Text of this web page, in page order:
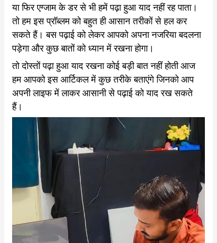
या फिर एग्जाम के डर से भी हमें पढ़ा हुआ याद नहीं रह पाता।
तो हम इस प्रॉब्लम को बहुत ही आसान तरीकों से हल कर
सकते हैं। बस पढ़ाई को लेकर आपको अपना नजरिया बदलना
पड़ेगा और कुछ बातों को ध्यान में रखना होगा।
तो दोस्तों पढ़ा हुआ याद रखना कोई बड़ी बात नहीं होती आज
हम आपको इस आर्टिकल मेंकुछ तरीके बताएंगे जिनको आप
अपनी लाइफ में लाकर आसानी से पढ़ाई को याद रख सकते
हैं।